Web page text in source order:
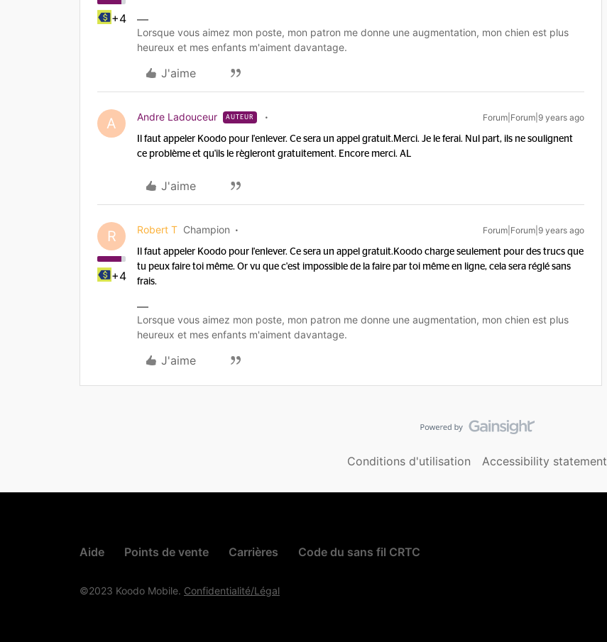
+4
Lorsque vous aimez mon poste, mon patron me donne une augmentation, mon chien est plus
heureux et mes enfants m'aiment davantage.
J'aime
A Andre Ladouceur AUTEUR Forum|Forum|9 years ago
Il faut appeler Koodo pour l'enlever. Ce sera un appel gratuit.Merci. Je le ferai. Nul part, ils ne soulignent
ce problème et qu'ils le règleront gratuitement. Encore merci. AL
J'aime
R
+4
Robert T Champion Forum|Forum|9 years ago
Il faut appeler Koodo pour l'enlever. Ce sera un appel gratuit.Koodo charge seulement pour des trucs que
tu peux faire toi même. Or vu que c'est impossible de la faire par toi même en ligne, cela sera réglé sans
frais.
Lorsque vous aimez mon poste, mon patron me donne une augmentation, mon chien est plus
heureux et mes enfants m'aiment davantage.
J'aime
Conditions d'utilisation Accessibility statement
Aide Points de vente Carrières Code du sans fil CRTC
©2023 Koodo Mobile. Confidentialité/Légal